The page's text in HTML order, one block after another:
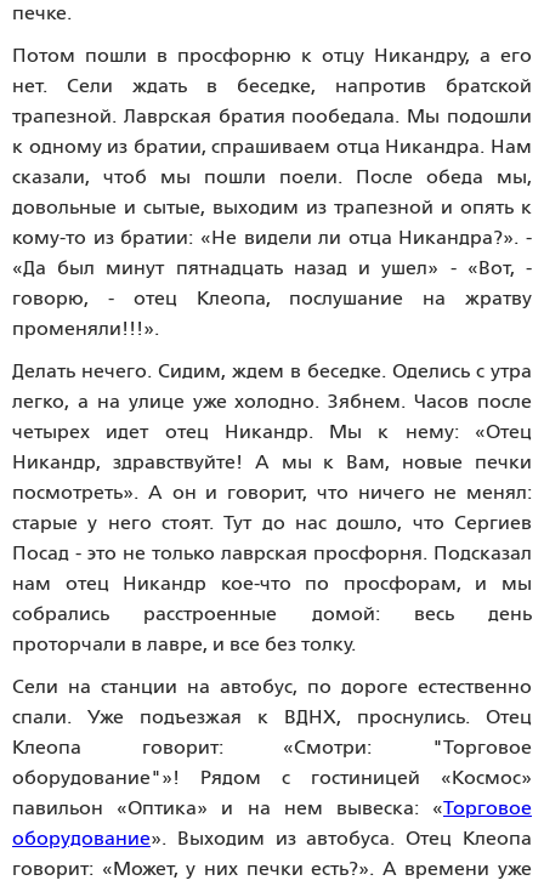
печке.
Потом пошли в просфорню к отцу Никандру, а его
нет. Сели ждать в беседке, напротив братской
трапезной. Лаврская братия пообедала. Мы подошли
к одному из братии, спрашиваем отца Никандра. Нам
сказали, чтоб мы пошли поели. После обеда мы,
довольные и сытые, выходим из трапезной и опять к
кому-то из братии: «Не видели ли отца Никандра?». -
«Да был минут пятнадцать назад и ушел» - «Вот, -
говорю, - отец Клеопа, послушание на жратву
променяли!!!».
Делать нечего. Сидим, ждем в беседке. Оделись с утра
легко, а на улице уже холодно. Зябнем. Часов после
четырех идет отец Никандр. Мы к нему: «Отец
Никандр, здравствуйте! А мы к Вам, новые печки
посмотреть». А он и говорит, что ничего не менял:
старые у него стоят. Тут до нас дошло, что Сергиев
Посад - это не только лаврская просфорня. Подсказал
нам отец Никандр кое-что по просфорам, и мы
собрались расстроенные домой: весь день
проторчали в лавре, и все без толку.
Сели на станции на автобус, по дороге естественно
спали. Уже подъезжая к ВДНХ, проснулись. Отец
Клеопа говорит: «Смотри: "Торговое
оборудование"»! Рядом с гостиницей «Космос»
павильон «Оптика» и на нем вывеска: «Торговое
оборудование». Выходим из автобуса. Отец Клеопа
говорит: «Может, у них печки есть?». А времени уже